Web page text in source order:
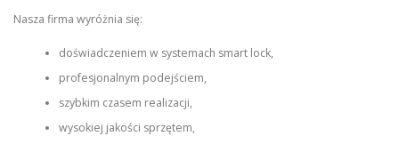
Nasza firma wyróżnia się:
doświadczeniem w systemach smart lock,
profesjonalnym podejściem,
szybkim czasem realizacji,
wysokiej jakości sprzętem,